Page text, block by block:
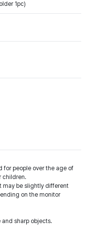
1pc)
for people over the age of
children.
may be slightly different
on the monitor
and sharp objects.